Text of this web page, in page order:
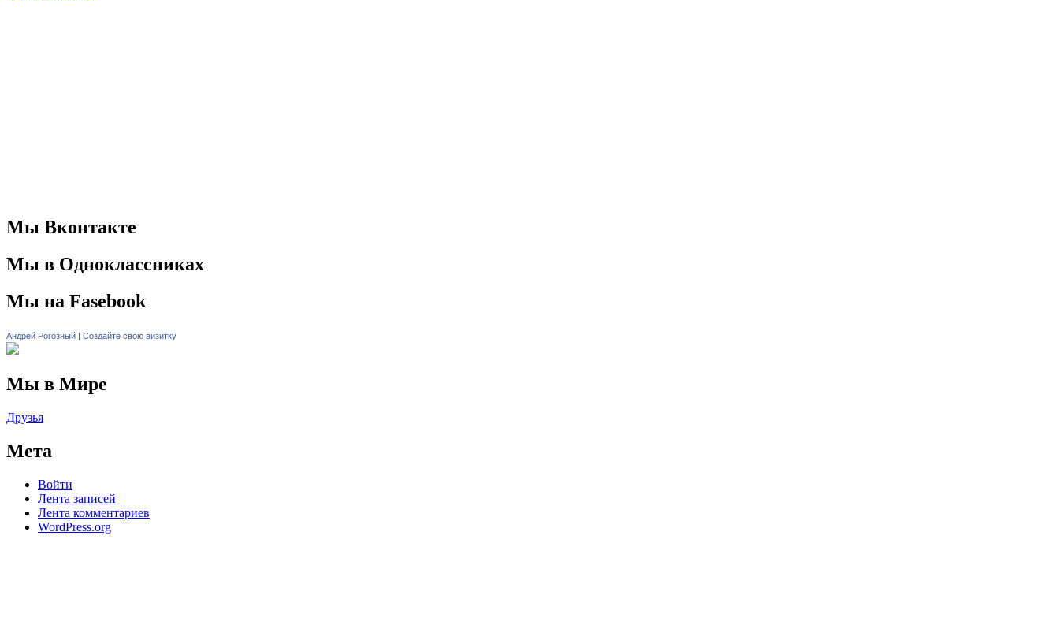
Мы Вконтакте
Мы в Одноклассниках
Мы на Fasebook
Андрей Рогозный | Создайте свою визитку
Мы в Мире
Друзья
Мета
Войти
Лента записей
Лента комментариев
WordPress.org